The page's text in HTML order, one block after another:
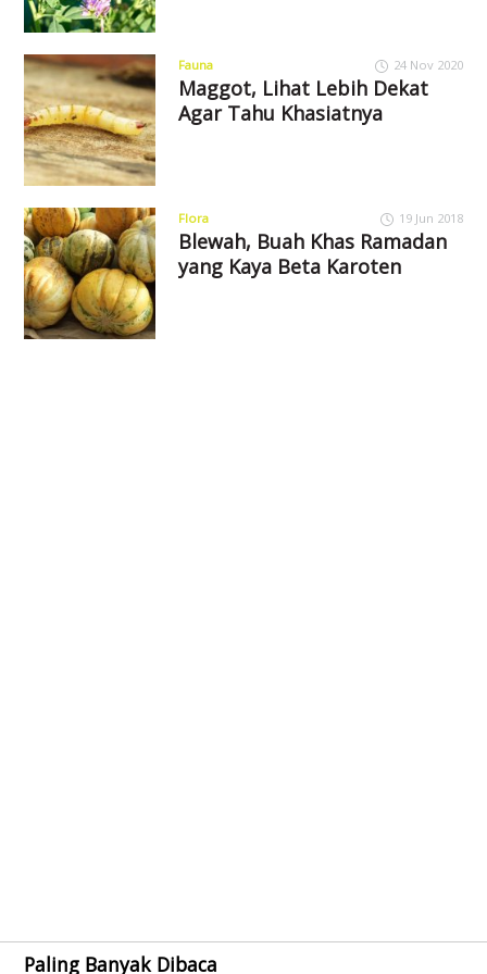
Fauna 24 Nov 2020
Maggot, Lihat Lebih Dekat
Agar Tahu Khasiatnya
Flora 19 Jun 2018
Blewah, Buah Khas Ramadan
yang Kaya Beta Karoten
Paling Banyak Dibaca